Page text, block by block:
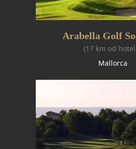
Arabella Golf
(17 km od
Mallorca